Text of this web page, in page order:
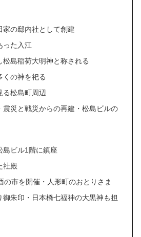
家の邸内社として創建
った入江
松島稲荷大明神と称される
くの神を祀る
る松島町周辺
震災と戦災からの再建・松島ビルの
島ビル1階に鎮座
社殿
の市を開催・人形町のおとりさま
御朱印・日本橋七福神の大黒神も担